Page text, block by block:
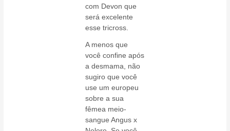
com Devon que
será excelente
esse tricross.
A menos que
você confine após
a desmama, não
sugiro que você
use um europeu
sobre a sua
fêmea meio-
sangue Angus x